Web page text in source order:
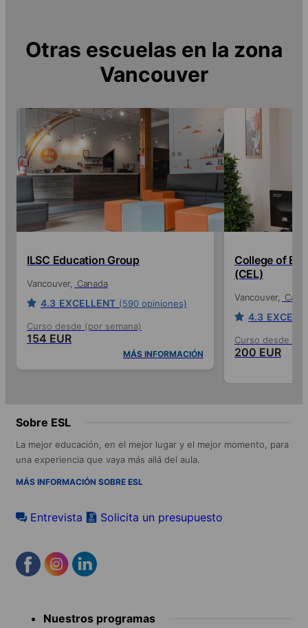
Otras escuelas en la zona
Vancouver
ILSC Education Group
Vancouver Canada
4.3 EXCELLENT (590 opiniones)
Curso desde (por semana)
154 EUR
MÁS INFORMACIÓN
College of
(CEL)
Vancouver
4.3
Curso desde
200 EUR
Sobre ESL
La mejor educación, en el mejor lugar y el mejor momento, para
una experiencia que vaya más allá del aula.
MÁS INFORMACIÓN SOBRE ESL
Entrevista Solicita un presupuesto
menu Nuestros programas